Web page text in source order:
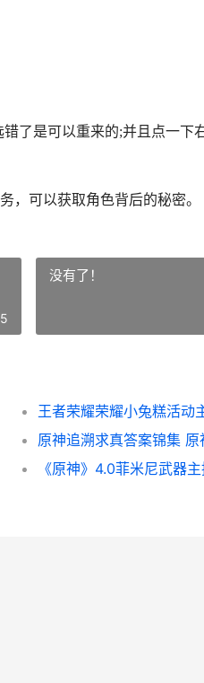
了是可以重来的;并且点一下
可以获取角色背后的秘密。
没有了！
原神追溯求真答案锦集
《原神》4.0菲米尼武器